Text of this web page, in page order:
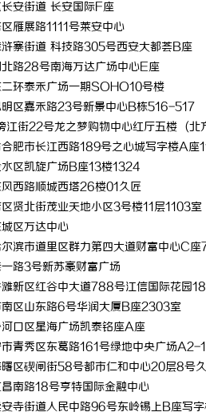
安街道 长安国际F座
雁展路1111号莱安中心
寨街道 科技路305号西安大都荟B座
路28号南海万达广场中心E座
环泰禾广场一期SOHO10号楼
区嘉禾路23号新景中心B栋516-517
江街22号龙之梦购物中心红厅五楼 (
肥市长江西路189号之心城写字楼A座
区凯旋广场B座13楼1324
西路顺城西塔26楼01久匠
贤北街茂业天地小区3号楼11层1103室
区万达中心
滨市道里区群力第四大道财富中心C
路3号新苏豪财富广场
新区红谷中大道788号江信国际花园
区山东路6号华润大厦B座2303室
口区星海广场凯泰铭座A座
青秀区东葛路161号绿地中央广场A2-
区碶闸街58号都市仁和中心20层8号
南路18号亨特国际金融中心
寺街道人民中路96号东岭锡上B座写